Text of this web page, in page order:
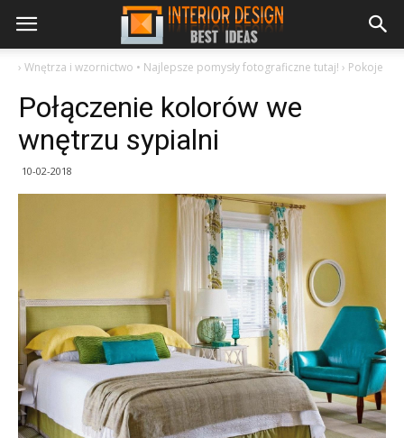
› Wnętrza i wzornictwo • Najlepsze pomysły fotograficzne tutaj! › Pokoje
Połączenie kolorów we
wnętrzu sypialni
10-02-2018